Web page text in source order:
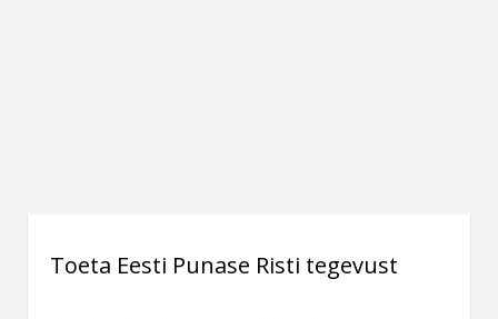
Toeta Eesti Punase Risti tegevust